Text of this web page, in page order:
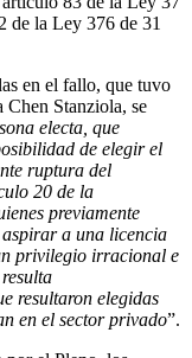
de la Ley 376 de 31
en el fallo, que tuvo
Chen Stanziola, se
electa, que
de elegir el
ruptura del
20 de la
previamente
a una licencia
privilegio irracional e
resultaron elegidas
en el sector privado”.